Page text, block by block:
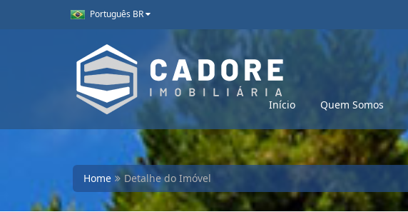
Português BR
Início Quem Somos
Home Detalhe do Imóvel